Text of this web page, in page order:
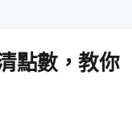
點數，教你